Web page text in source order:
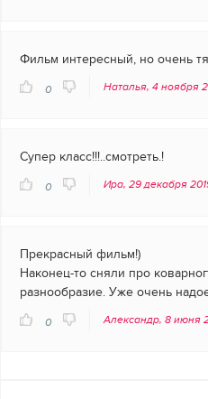
Фильм интересный, но очень
0 Наталья, 4 ноября
Супер класс!!!..смотреть.!
0 Ира, 29 декабря
Прекрасный фильм!)
Наконец-то сняли про
разнообразие. Уже очень
0 Александр, 8 июня